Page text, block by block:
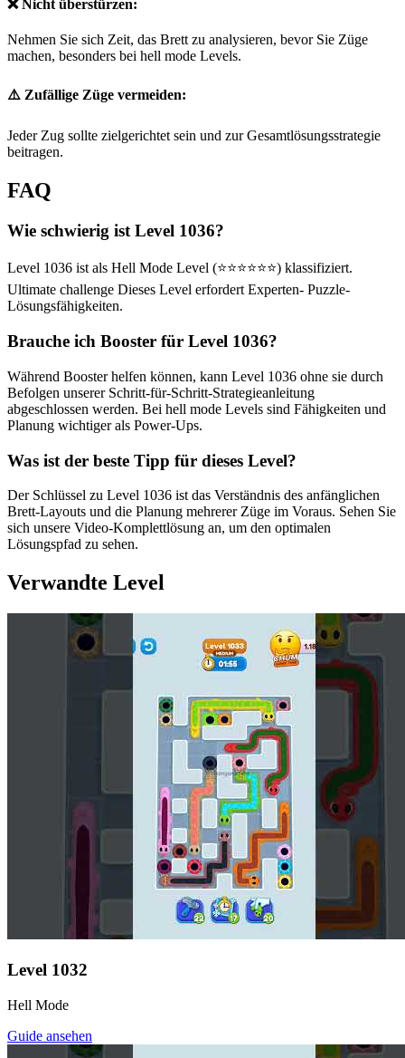
❌ Nicht überstürzen:
Nehmen Sie sich Zeit, das Brett zu analysieren, bevor Sie Züge
machen, besonders bei hell mode Levels.
⚠️ Zufällige Züge vermeiden:
Jeder Zug sollte zielgerichtet sein und zur Gesamtlösungsstrategie
beitragen.
FAQ
Wie schwierig ist Level 1036?
Level 1036 ist als Hell Mode Level (⭐⭐⭐⭐⭐⭐) klassifiziert.
Ultimate challenge Dieses Level erfordert Experten- Puzzle-
Lösungsfähigkeiten.
Brauche ich Booster für Level 1036?
Während Booster helfen können, kann Level 1036 ohne sie durch
Befolgen unserer Schritt-für-Schritt-Strategieanleitung
abgeschlossen werden. Bei hell mode Levels sind Fähigkeiten und
Planung wichtiger als Power-Ups.
Was ist der beste Tipp für dieses Level?
Der Schlüssel zu Level 1036 ist das Verständnis des anfänglichen
Brett-Layouts und die Planung mehrerer Züge im Voraus. Sehen Sie
sich unsere Video-Komplettlösung an, um den optimalen
Lösungspfad zu sehen.
Verwandte Level
Level 1032
Hell Mode
Guide ansehen